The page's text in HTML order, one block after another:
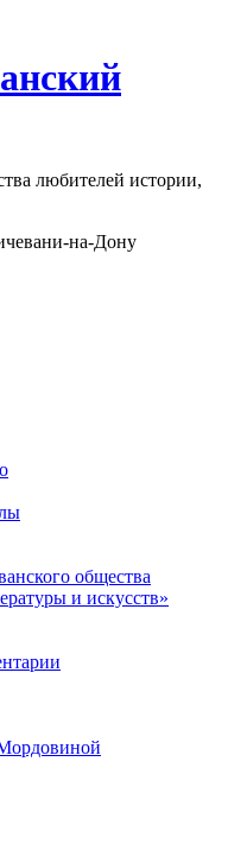
любителей истории,
общества
и искусств»